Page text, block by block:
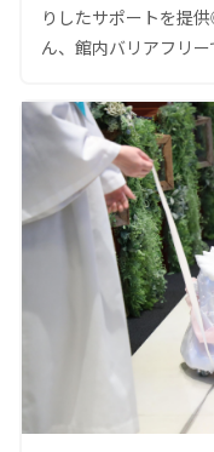
りしたサポートを提
ん、館内バリアフリ